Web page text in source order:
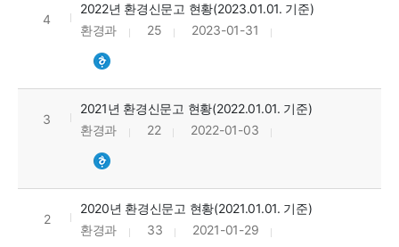
4
2022년 환경신문고 현황(2023.01.01. 기준)
환경과
25 2023-01-31
3
2021년 환경신문고 현황(2022.01.01. 기준)
환경과
22 2022-01-03
2
2020년 환경신문고 현황(2021.01.01. 기준)
환경과
33 2021-01-29